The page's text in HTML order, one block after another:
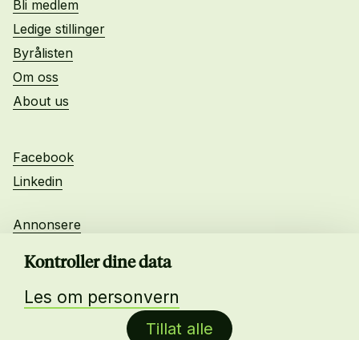
Kontroller dine data
Tillat alle
Les om personvern
Bli medlem
Ledige stillinger
Byrålisten
Om oss
About us
Facebook
Linkedin
Annonsere
Daglig leder:
Anne-Lise Mørch von der Fehr